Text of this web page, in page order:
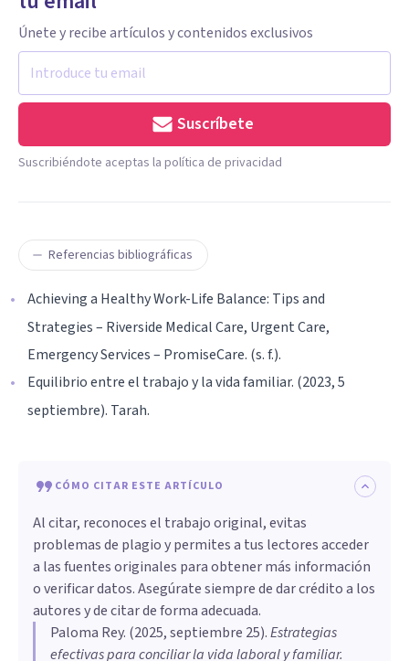
Únete y recibe artículos y contenidos exclusivos
Suscríbete
Suscribiéndote aceptas la política de privacidad
Referencias bibliográficas
Achieving a Healthy Work-Life Balance: Tips and
Strategies – Riverside Medical Care, Urgent Care,
Emergency Services – PromiseCare. (s. f.).
Equilibrio entre el trabajo y la vida familiar. (2023, 5
septiembre). Tarah.
CÓMO CITAR ESTE ARTÍCULO
Al citar, reconoces el trabajo original, evitas
problemas de plagio y permites a tus lectores acceder
a las fuentes originales para obtener más información
o verificar datos. Asegúrate siempre de dar crédito a los
autores y de citar de forma adecuada.
Paloma Rey. (2025, septiembre 25).Estrategias
efectivas para conciliar la vida laboral y familiar.